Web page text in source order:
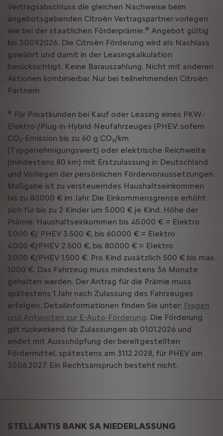
Vertragsabschluss die gleichen Nachweise beim
angebotsgebenden Citroën Vertragspartner vorlegen
wie bei der staatlichen Förderprämie.e Angebot gültig
bis 30.09.2026. Die Citroën Förderung wird als Nachlass
gewährt und damit in der Leasingkalkulation
berücksichtigt. Keine Barauszahlung. Nicht mit anderen
Aktionen kombinierbar. Nur bei teilnehmenden Citroën
Partnern.
e Für Privatkunden bei Kauf oder Leasing eines PKW-
Elektro-/Plug-in-Hybrid-Neufahrzeuges (PHEV: sofern
CO₂-Emission bis zu 60 g CO₂/km
(Typgenehmigungswert) oder elektrische Reichweite
(mindestens 80 km) mit Erstzulassung in Deutschland
und Vorliegen der persönlichen Fördervoraussetzungen.
Maßgabe ist zu versteuerndes Haushaltseinkommen
bis zu 80.000 € im Jahr. Die Einkommensgrenze erhöht
sich für bis zu 2 Kinder um 5.000 € je Kind. Höhe der
Prämie: Haushaltseinkommen bis 45.000 € = Elektro
5.000 €/ PHEV 3.500 €, bis 60.000 € = Elektro
4.000 €/PHEV 2.500 €, bis 80.000 € = Elektro
3.000 €/PHEV 1.500 €. Pro Kind zusätzlich 500 € bis max.
1.000 €. Das Fahrzeug muss mindestens 36 Monate
gehalten werden. Der Antrag für die Prämie muss
spätestens 1 Jahr nach Zulassung des Fahrzeuges
erfolgen. Detailinformationen finden Sie unter: Fragen
und Antworten zur E-Auto-Förderung. Die Förderung
gilt rückwirkend für Zulassungen ab 01.01.2026 und
endet mit Ausschöpfung der bereitgestellten
Fördermittel, spätestens am 31.12.2028, für PHEV am
30.06.2027. Ein Rechtsanspruch besteht nicht.
STELLANTIS BANK SA NIEDERLASSUNG